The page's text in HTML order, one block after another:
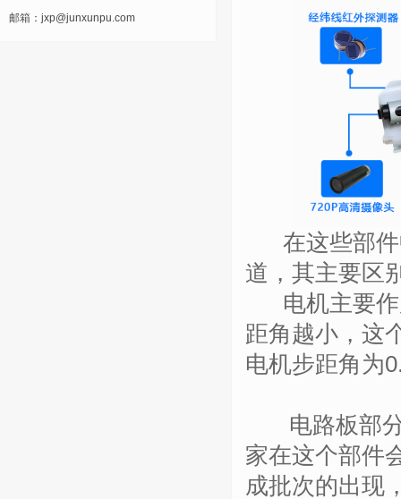
邮箱：jxp@junxunpu.com
在这些部件
道，其主要区
电机主要作
距角越小，这
电机步距角为
电路板部分
家在这个部件
成批次的出现